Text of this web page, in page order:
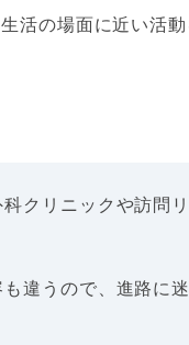
活の場面に近い活
クリニックや訪問
違うので、進路に